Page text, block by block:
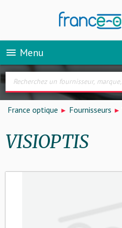
menu Menu
France optique Fournisseurs
VISIOPTIS